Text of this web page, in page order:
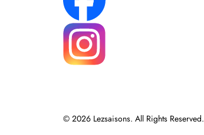
© 2026 Lezsaisons. All Rights Reserved.